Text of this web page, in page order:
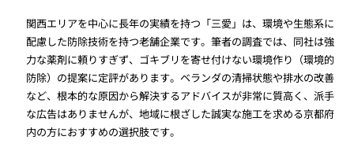
関西エリアを中心に長年の実績を持つ「三愛」は、環境や生態系に
配慮した防除技術を持つ老舗企業です。筆者の調査では、同社は強
力な薬剤に頼りすぎず、ゴキブリを寄せ付けない環境作り（環境的
防除）の提案に定評があります。ベランダの清掃状態や排水の改善
など、根本的な原因から解決するアドバイスが非常に質高く、派手
な広告はありませんが、地域に根ざした誠実な施工を求める京都府
内の方におすすめの選択肢です。